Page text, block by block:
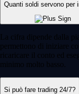
Quanti soldi servono per
La cifra dipende dalla
permettono di iniziare
ricaricare il conto ed
minimo molto basso.
Si può fare trading 24/7?